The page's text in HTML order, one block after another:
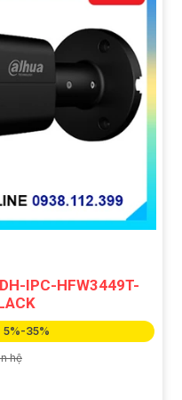
IPC-HFW3449T-
5%-35%
hệ